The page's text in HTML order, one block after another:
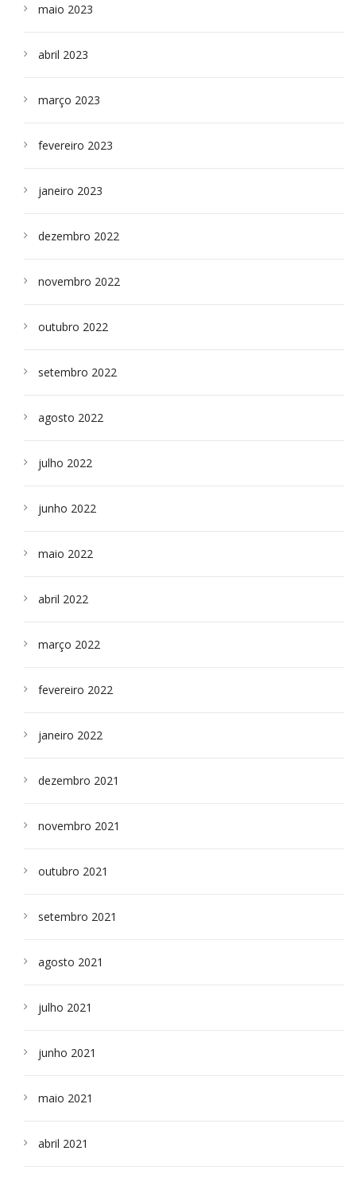
maio 2023
abril 2023
março 2023
fevereiro 2023
janeiro 2023
dezembro 2022
novembro 2022
outubro 2022
setembro 2022
agosto 2022
julho 2022
junho 2022
maio 2022
abril 2022
março 2022
fevereiro 2022
janeiro 2022
dezembro 2021
novembro 2021
outubro 2021
setembro 2021
agosto 2021
julho 2021
junho 2021
maio 2021
abril 2021